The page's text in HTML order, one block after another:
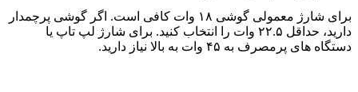
برای شارژ معمولی گوشی ۱۸ وات کافی است. اگر گوشی پرچمدار
دارید، حداقل ۲۲.۵ وات را انتخاب کنید. برای شارژ لپ تاپ یا
دستگاه های پرمصرف به ۴۵ وات به بالا نیاز دارید.